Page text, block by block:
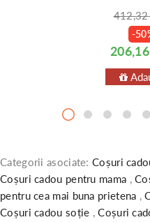
-
Categorii asociate:Coșuri
Coșuri cadou pentru mama ,
pentru cea mai buna prietena ,
Coșuri cadou soție ,Coșuri